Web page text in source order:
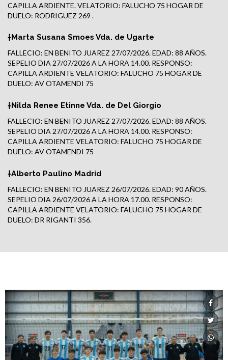
CAPILLA ARDIENTE. VELATORIO: FALUCHO 75 HOGAR DE
DUELO: RODRIGUEZ 269 .
†Marta Susana Smoes Vda. de Ugarte
FALLECIO: EN BENITO JUAREZ 27/07/2026. EDAD: 88 AÑOS.
SEPELIO DIA 27/07/2026 A LA HORA 14.00. RESPONSO:
CAPILLA ARDIENTE VELATORIO: FALUCHO 75 HOGAR DE
DUELO: AV OTAMENDI 75
†Nilda Renee Etinne Vda. de Del Giorgio
FALLECIO: EN BENITO JUAREZ 27/07/2026. EDAD: 88 AÑOS.
SEPELIO DIA 27/07/2026 A LA HORA 14.00. RESPONSO:
CAPILLA ARDIENTE VELATORIO: FALUCHO 75 HOGAR DE
DUELO: AV OTAMENDI 75
†Alberto Paulino Madrid
FALLECIO: EN BENITO JUAREZ 26/07/2026. EDAD: 90 AÑOS.
SEPELIO DIA 26/07/2026 A LA HORA 17.00. RESPONSO:
CAPILLA ARDIENTE VELATORIO: FALUCHO 75 HOGAR DE
DUELO: DR RIGANTI 356.